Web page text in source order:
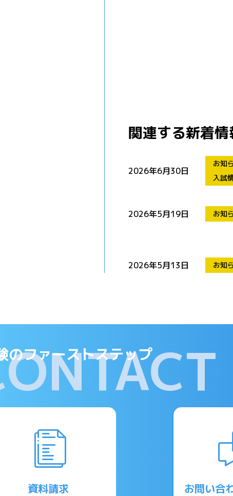
関連する新着情
2026年6月30日
お知
入試
2026年5月19日 お知
2026年5月13日 お知
のファーストステップ
資料請求 お問い合